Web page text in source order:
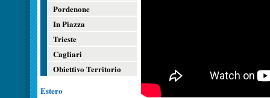
Pordenone
In Piazza
Trieste
Cagliari
Obiettivo Territorio
Estero